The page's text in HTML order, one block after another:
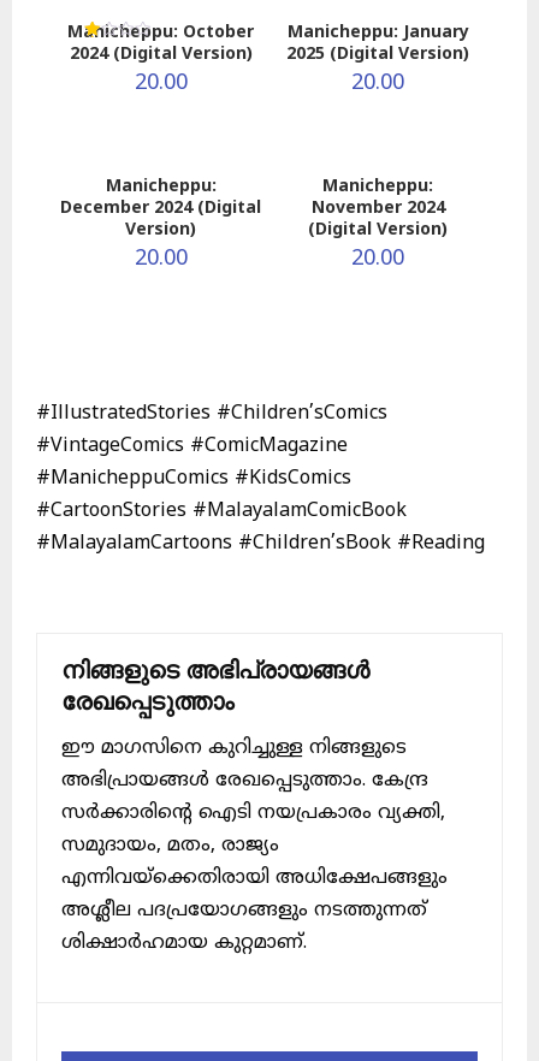
Manicheppu: October
2024 (Digital Version)
R
20.00
Manicheppu: January
2025 (Digital Version)
20.00
Manicheppu:
December 2024 (Digital
Version)
20.00
Manicheppu:
November 2024
(Digital Version)
20.00
#IllustratedStories #Children’sComics
#VintageComics #ComicMagazine
#ManicheppuComics #KidsComics
#CartoonStories #MalayalamComicBook
#MalayalamCartoons #Children’sBook #Reading
നിങ്ങളുടെ അഭിപ്രായങ്ങൾ
രേഖപ്പെടുത്താം
ഈ മാഗസിനെ കുറിച്ചുള്ള നിങ്ങളുടെ
അഭിപ്രായങ്ങൾ രേഖപ്പെടുത്താം. കേന്ദ്ര
സർക്കാരിന്റെ ഐടി നയപ്രകാരം വ്യക്തി,
സമുദായം, മതം, രാജ്യം
എന്നിവയ്ക്കെതിരായി അധിക്ഷേപങ്ങളും
അശ്ലീല പദപ്രയോഗങ്ങളും നടത്തുന്നത്
ശിക്ഷാർഹമായ കുറ്റമാണ്.